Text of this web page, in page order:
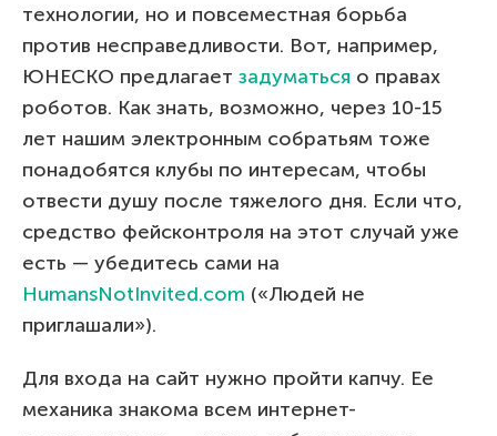
технологии, но и повсеместная борьба
против несправедливости. Вот, например,
ЮНЕСКО предлагает задуматься о правах
роботов. Как знать, возможно, через 10-15
лет нашим электронным собратьям тоже
понадобятся клубы по интересам, чтобы
отвести душу после тяжелого дня. Если что,
средство фейсконтроля на этот случай уже
есть — убедитесь сами на
HumansNotInvited.com («Людей не
приглашали»).
Для входа на сайт нужно пройти капчу. Ее
механика знакома всем интернет-